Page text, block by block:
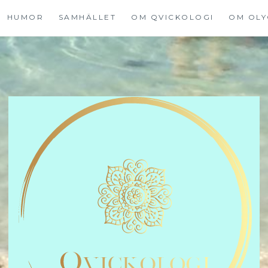
HUMOR SAMHÄLLET OM QVICKOLOGI OM